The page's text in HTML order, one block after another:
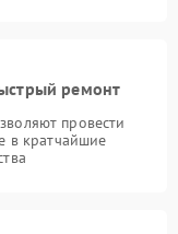
ремонт
провести
в кратчайшие